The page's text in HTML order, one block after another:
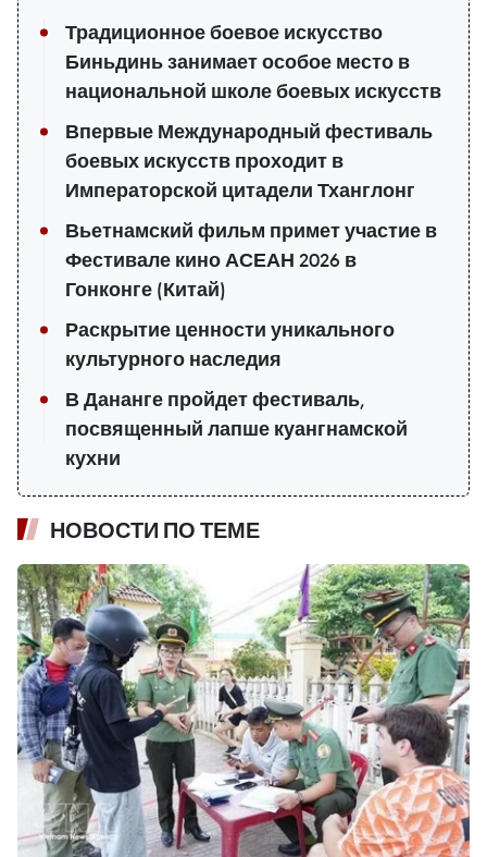
Традиционное боевое искусство
Биньдинь занимает особое место в
национальной школе боевых искусств
Впервые Международный фестиваль
боевых искусств проходит в
Императорской цитадели Тханглонг
Вьетнамский фильм примет участие в
Фестивале кино АСЕАН 2026 в
Гонконге (Китай)
Раскрытие ценности уникального
культурного наследия
В Дананге пройдет фестиваль,
посвященный лапше куангнамской
кухни
НОВОСТИ ПО ТЕМЕ